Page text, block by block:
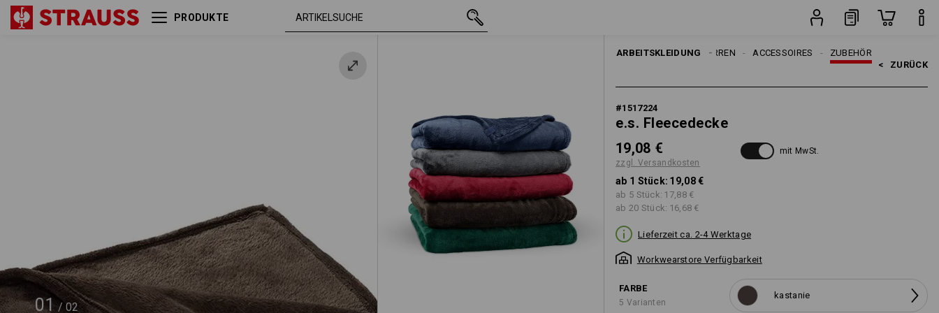
PRODUKTE
01 / 02
ARBEITSKLEIDUNG ZUBEHÖR
ACCESSOIRES
HERREN
< ZURÜCK
#1517224
e.s. Fleecedecke
19,08 €
zzgl. Versandkosten
mit MwSt.
ab 1 Stück: 19,08 €
ab 5 Stück: 17,88 €
ab 20 Stück: 16,68 €
Lieferzeit ca. 2-4 Werktage
Workwearstore Verfügbarkeit
FARBE
5 Varianten
kastanie
kastanie 19,08 €